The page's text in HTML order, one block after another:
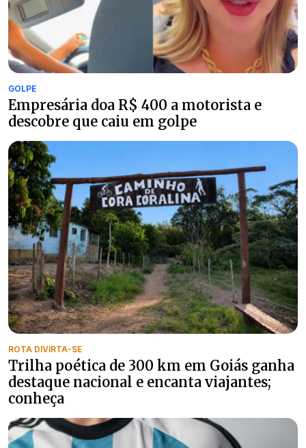
GOLPE
Empresária doa R$ 400 a motorista e
descobre que caiu em golpe
ROTA DIVIRTA-SE
Trilha poética de 300 km em Goiás ganha
destaque nacional e encanta viajantes;
conheça